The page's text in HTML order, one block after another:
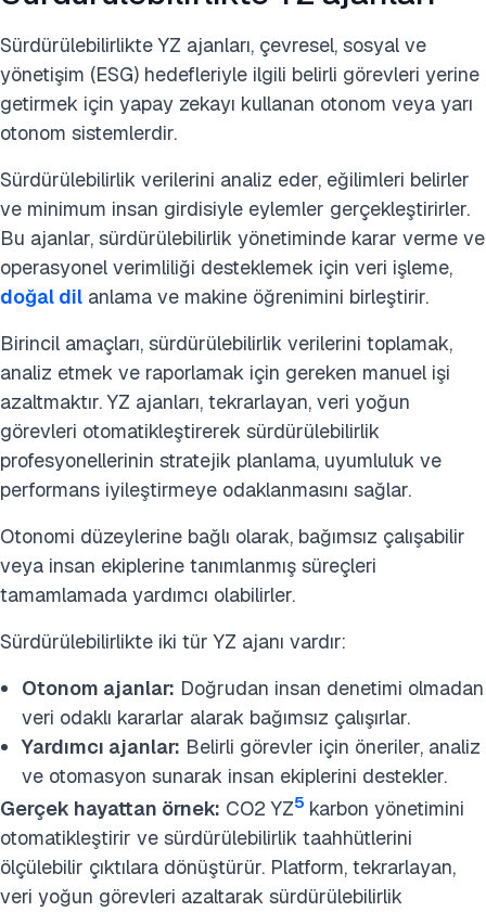
Sürdürülebilirlikte YZ ajanları, çevresel, sosyal ve
yönetişim (ESG) hedefleriyle ilgili belirli görevleri yerine
getirmek için yapay zekayı kullanan otonom veya yarı
otonom sistemlerdir.
Sürdürülebilirlik verilerini analiz eder, eğilimleri belirler
ve minimum insan girdisiyle eylemler gerçekleştirirler.
Bu ajanlar, sürdürülebilirlik yönetiminde karar verme ve
operasyonel verimliliği desteklemek için veri işleme,
doğal dil anlama ve makine öğrenimini birleştirir.
Birincil amaçları, sürdürülebilirlik verilerini toplamak,
analiz etmek ve raporlamak için gereken manuel işi
azaltmaktır. YZ ajanları, tekrarlayan, veri yoğun
görevleri otomatikleştirerek sürdürülebilirlik
profesyonellerinin stratejik planlama, uyumluluk ve
performans iyileştirmeye odaklanmasını sağlar.
Otonomi düzeylerine bağlı olarak, bağımsız çalışabilir
veya insan ekiplerine tanımlanmış süreçleri
tamamlamada yardımcı olabilirler.
Sürdürülebilirlikte iki tür YZ ajanı vardır:
Otonom ajanlar: Doğrudan insan denetimi olmadan
veri odaklı kararlar alarak bağımsız çalışırlar.
Yardımcı ajanlar: Belirli görevler için öneriler, analiz
ve otomasyon sunarak insan ekiplerini destekler.
Gerçek hayattan örnek: CO2 YZ5 karbon yönetimini
otomatikleştirir ve sürdürülebilirlik taahhütlerini
ölçülebilir çıktılara dönüştürür. Platform, tekrarlayan,
veri yoğun görevleri azaltarak sürdürülebilirlik